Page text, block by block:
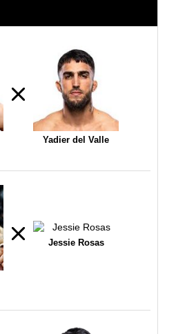
Yadier del Valle
Jessie Rosas